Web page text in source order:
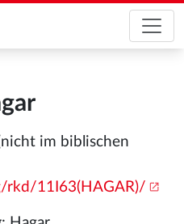
im biblischen
rkd/11I63(HAGAR)/